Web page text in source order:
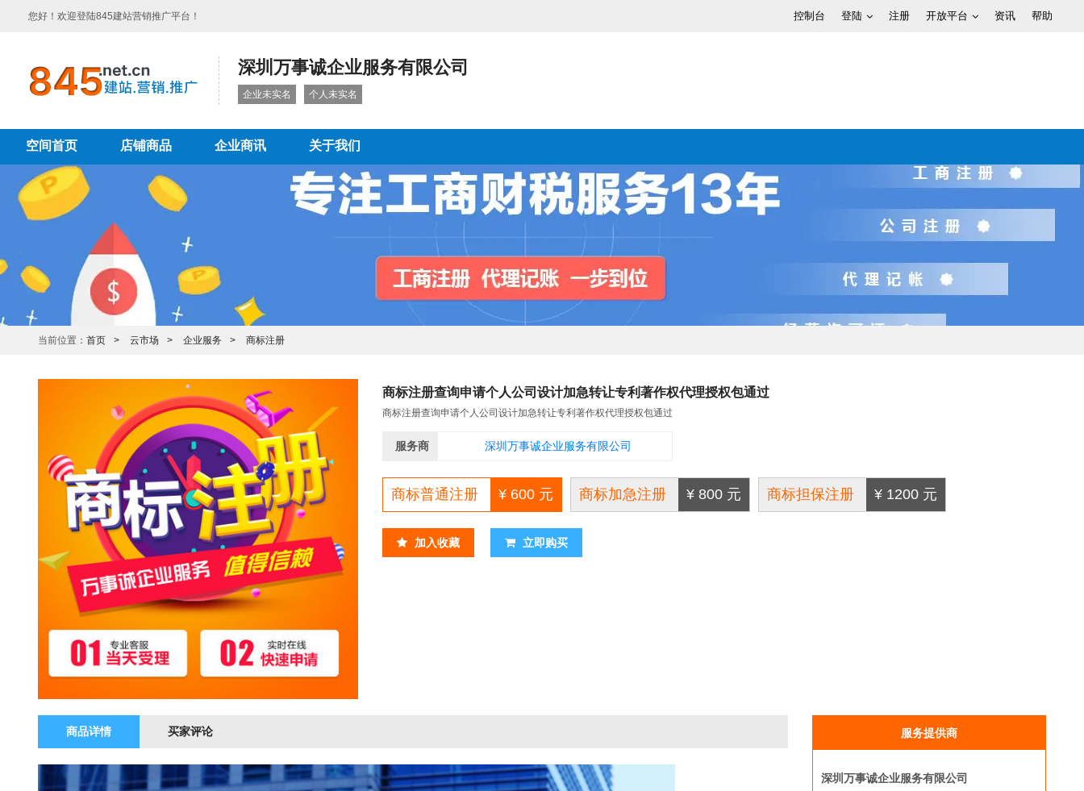
您好！欢迎登陆845建站营销推广平台！ 控制台 登陆 注册 开放平台 资讯 帮助
深圳万事诚企业服务有限公司
企业未实名 个人未实名
空间首页 店铺商品 企业商讯 关于我们
当前位置： 首页 云市场 企业服务 商标注册
商标注册查询申请个人公司设计加急转让专利著作权代理授权包通过
商标注册查询申请个人公司设计加急转让专利著作权代理授权包通过
服务商 深圳万事诚企业服务有限公司​
商标普通注册 ¥ 600 元 商标加急注册 ¥ 800 元 商标担保注册 ¥ 1200 元
加入收藏 立即购买
商品详情 买家评论 服务提供商
深圳万事诚企业服务有限公司